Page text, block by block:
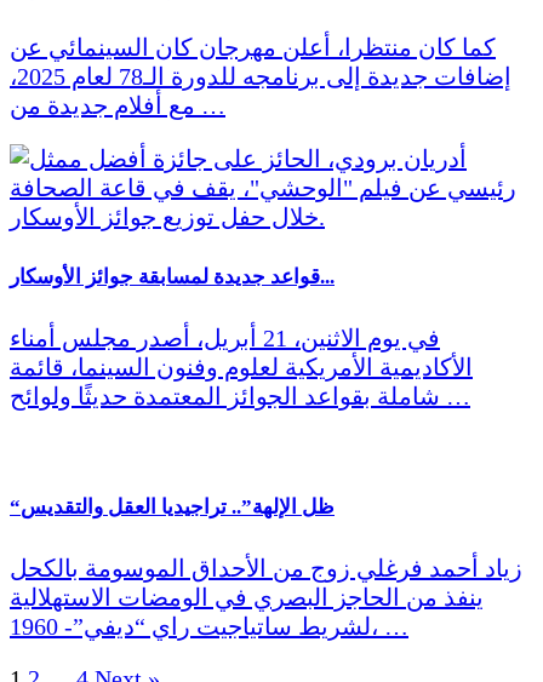
كما كان منتظرا، أعلن مهرجان كان السينمائي عن
إضافات جديدة إلى برنامجه للدورة الـ78 لعام 2025،
مع أفلام جديدة من …
قواعد جديدة لمسابقة جوائز الأوسكار...
في يوم الاثنين، 21 أبريل، أصدر مجلس أمناء
الأكاديمية الأمريكية لعلوم وفنون السينما، قائمة
شاملة بقواعد الجوائز المعتمدة حديثًا ولوائح …
“ظل الإلهة”.. تراجيديا العقل والتقديس
زياد أحمد فرغلي زوج من الأحداق الموسومة بالكحل
ينفذ من الحاجز البصري في الومضات الاستهلالية
لشريط ساتياجيت راي “ديفي”- 1960، …